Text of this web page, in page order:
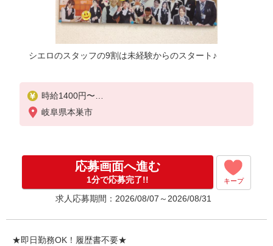
シエロのスタッフの9割は未経験からのスタート♪
時給1400円〜
※残業代支給
★交通費別途支給（規定あり）
入社祝い金10万円支給(規定有)
お友達を紹介頂くと,
インセンティブ支給(規定有)
゜・。○。・゜+゜・。○。・゜+゜
岐阜県本巣市
応募画面へ進む
1分で応募完了!! キープ
求人応募期間：2026/08/07～2026/08/31
★即日勤務OK！履歴書不要★